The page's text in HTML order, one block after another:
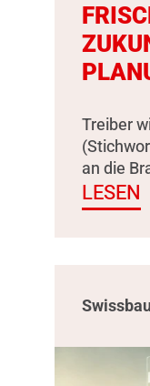
Treiber
an die
LESEN